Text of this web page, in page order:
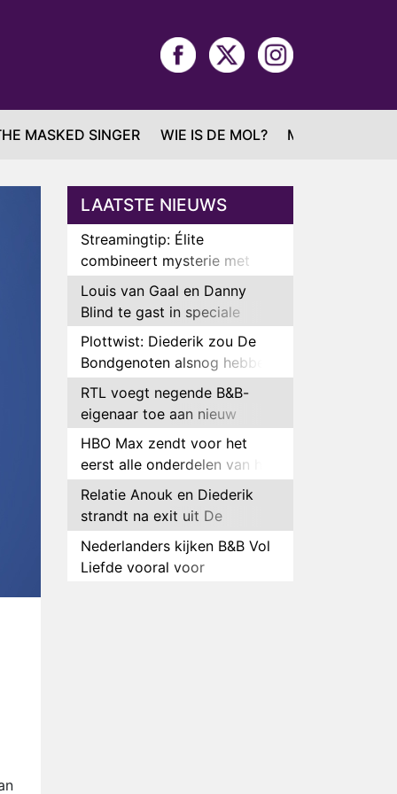
MASKED SINGER WIE IS DE MOL? MAFS
LAATSTE NIEUWS
Streamingtip: Élite
combineert mysterie met
romantie
Louis van Gaal en Danny
Blind te gast in speciale
aflevering van Tussen de
Palen
Plottwist: Diederik zou De
Bondgenoten alsnog hebben
verlaten
RTL voegt negende B&B-
eigenaar toe aan nieuw
seizoen B&B Vol Liefde
HBO Max zendt voor het
eerst alle onderdelen van het
EK Atletiek uit
Relatie Anouk en Diederik
strandt na exit uit De
Bondgenoten
Nederlanders kijken B&B Vol
Liefde vooral voor